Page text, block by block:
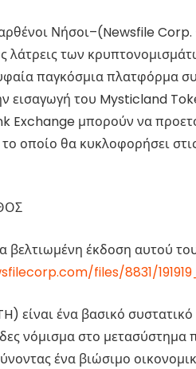
Νήσοι–(Newsfile
λάτρεις των
παγκόσμια πλατφόρμα
εισαγωγή του Mysticland
Exchange μπορούν να
οποίο θα κυκλοφορήσει
βελτιωμένη έκδοση αυτού
files/8831/
είναι ένα βασικό
νόμισμα στο
ένα βιώσιμο